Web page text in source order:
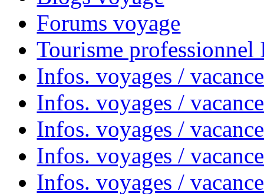
Forums voyage
Tourisme
Infos. voyages /
Infos. voyages /
Infos. voyages /
Infos. voyages /
Infos. voyages /